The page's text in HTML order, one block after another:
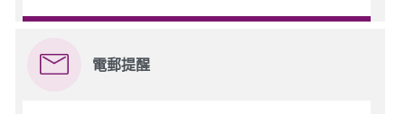
電郵提醒